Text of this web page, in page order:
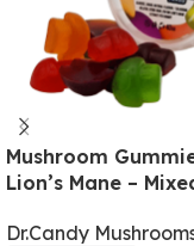
Mushroom
Lion’s Mane –
Dr.Candy